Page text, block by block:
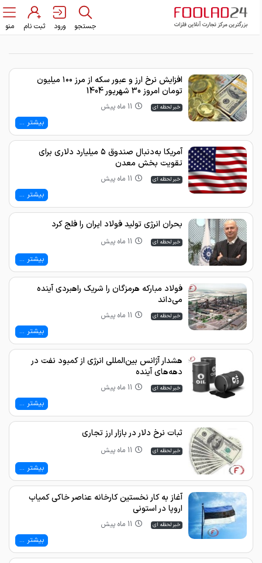
جستجو ورود ثبت نام منو
افزایش نرخ ارز و عبور سکه از مرز ۱۰۰ میلیون
تومان امروز 30 شهریور 1404
خبر لحظه ای
11 ماه پیش
بیشتر ...
آمریکا به‌دنبال صندوق ۵ میلیارد دلاری برای
تقویت بخش معدن
خبر لحظه ای
11 ماه پیش
بیشتر ...
بحران انرژی تولید فولاد ایران را فلج کرد
خبر لحظه ای
11 ماه پیش
بیشتر ...
فولاد مبارکه هرمزگان را شریک راهبردی آینده
می‌داند
خبر لحظه ای
11 ماه پیش
بیشتر ...
هشدار آژانس بین‌المللی انرژی از کمبود نفت در
دهه‌های آینده
خبر لحظه ای
11 ماه پیش
بیشتر ...
ثبات نرخ دلار در بازار ارز تجاری
خبر لحظه ای
11 ماه پیش
بیشتر ...
آغاز به کار نخستین کارخانه عناصر خاکی کمیاب
اروپا در استونی
خبر لحظه ای
11 ماه پیش
بیشتر ...